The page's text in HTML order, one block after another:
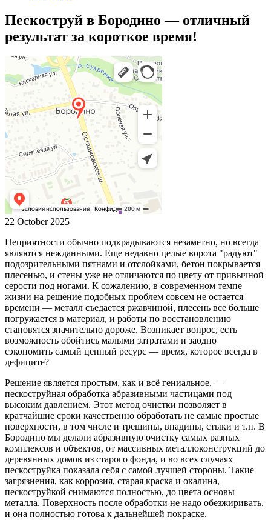
Пескоструй в Бородино — отличный
результат за короткое время!
22 October 2025
Неприятности обычно подкрадываются незаметно, но всегда
являются нежданными. Еще недавно целые ворота "радуют"
подозрительными пятнами и отслойками, бетон покрывается
плесенью, и стены уже не отличаются по цвету от привычной
серости под ногами. К сожалению, в современном темпе
жизни на решение подобных проблем совсем не остается
времени — металл съедается ржавчиной, плесень все больше
погружается в материал, и работы по восстановлению
становятся значительно дороже. Возникает вопрос, есть
возможность обойтись малыми затратами и заодно
сэкономить самый ценный ресурс — время, которое всегда в
дефиците?
Решение является простым, как и всё гениальное, —
пескоструйная обработка абразивными частицами под
высоким давлением. Этот метод очистки позволяет в
кратчайшие сроки качественно обработать не самые простые
поверхности, в том числе и трещины, впадины, стыки и т.п. В
Бородино мы делали абразивную очистку самых разных
комплексов и объектов, от массивных металлоконструкций до
деревянных домов из старого фонда, и во всех случаях
пескоструйка показала себя с самой лучшей стороны. Такие
загрязнения, как коррозия, старая краска и окалина,
пескоструйкой снимаются полностью, до цвета основы
металла. Поверхность после обработки не надо обезжиривать,
и она полностью готова к дальнейшей покраске.